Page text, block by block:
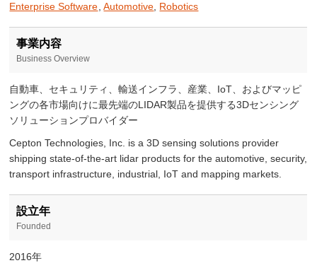
Enterprise Software,Automotive Robotics
事業内容
Business Overview
自動車、セキュリティ、輸送インフラ、産業、IoT、およびマッピ
ングの各市場向けに最先端のLIDAR製品を提供する3Dセンシング
ソリューションプロバイダー
Cepton Technologies, Inc. is a 3D sensing solutions provider
shipping state-of-the-art lidar products for the automotive, security,
transport infrastructure, industrial, IoT and mapping markets.
設立年
Founded
2016年